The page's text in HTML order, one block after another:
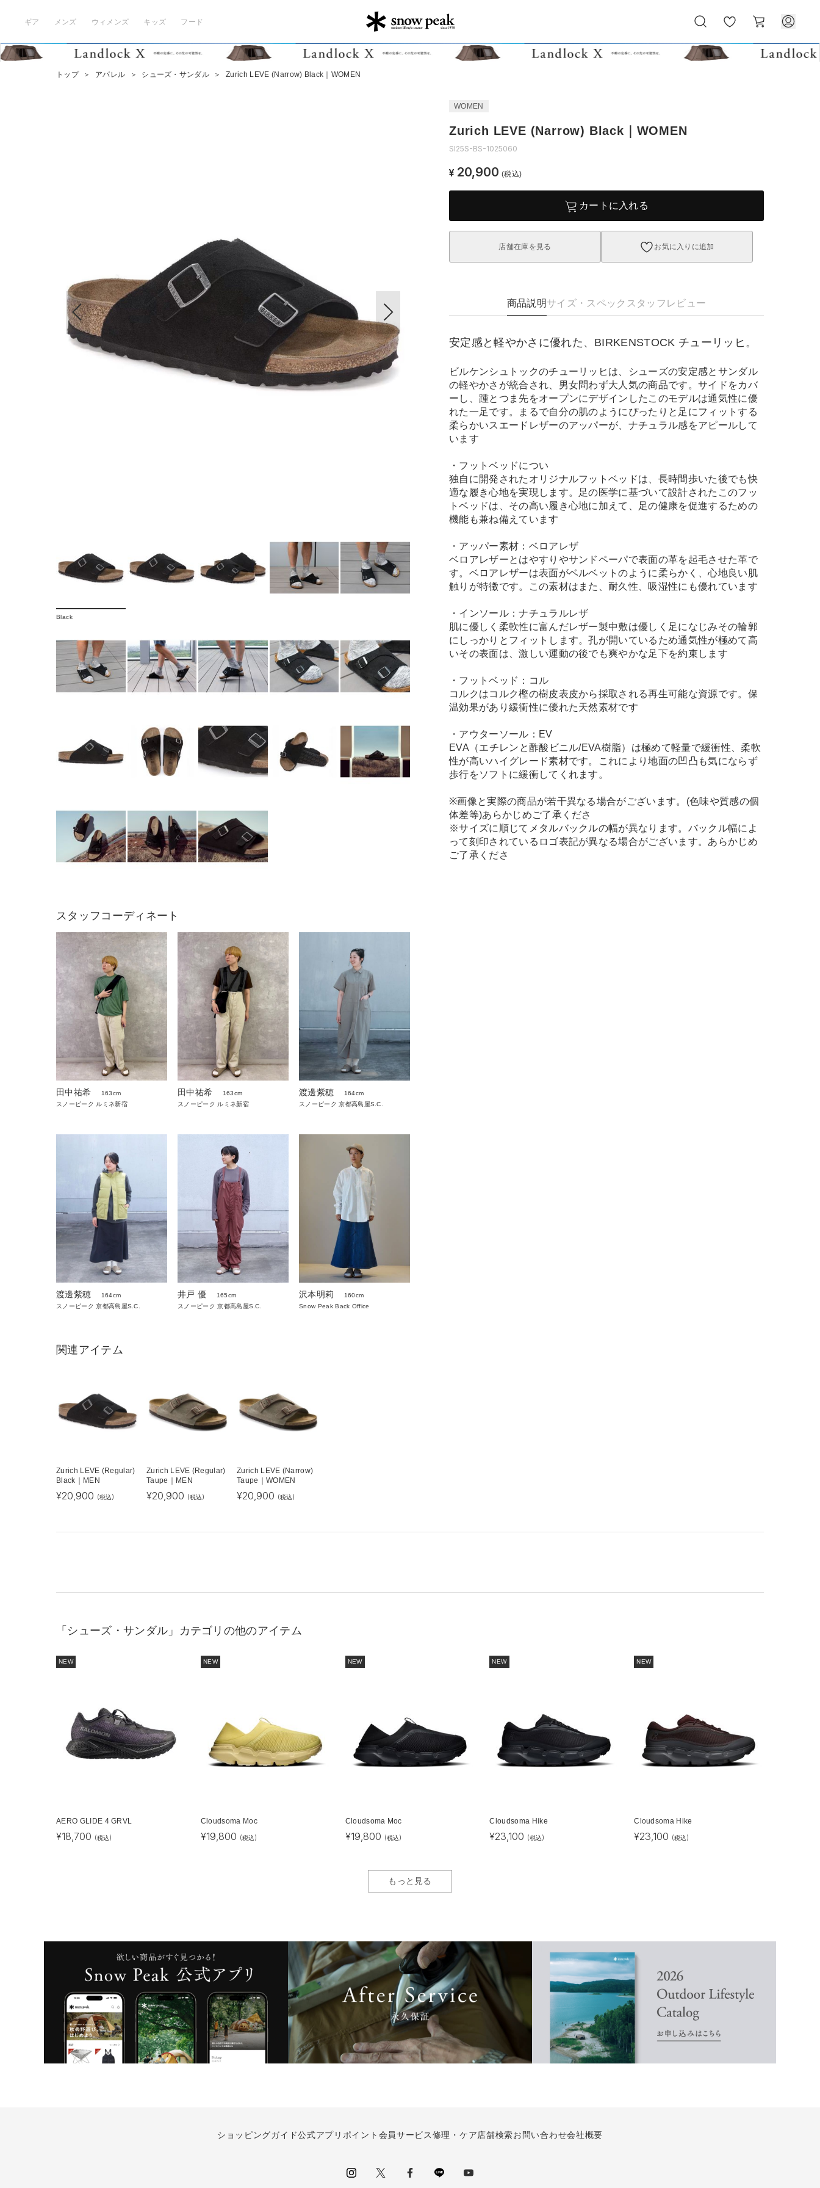
ギア メンズ ウィメンズ キッズ フード
気
に
ー
ト
トップ ＞ アパレル ＞ シューズ・サンダル ＞ Zurich LEVE (Narrow) Black｜WOMEN
Black
WOMEN
Zurich LEVE (Narrow) Black｜WOMEN
SI25S-BS-1025060
¥ 20,900 (税込)
カートに入れる
店舗在庫を見る お気に入りに追加
商品説明サイズ・スペック スタッフレビュー
安定感と軽やかさに優れた、BIRKENSTOCK チューリッヒ。
ビルケンシュトックのチューリッヒは、シューズの安定感とサンダル
の軽やかさが統合され、男女問わず大人気の商品です。サイドをカバ
ーし、踵とつま先をオープンにデザインしたこのモデルは通気性に優
れた一足です。まるで自分の肌のようにぴったりと足にフィットする
柔らかいスエードレザーのアッパーが、ナチュラル感をアピールして
います
・フットベッドについ
独自に開発されたオリジナルフットベッドは、長時間歩いた後でも快
適な履き心地を実現します。足の医学に基づいて設計されたこのフッ
トベッドは、その高い履き心地に加えて、足の健康を促進するための
機能も兼ね備えています
・アッパー素材：ベロアレザ
ベロアレザーとはやすりやサンドペーパで表面の革を起毛させた革で
す。ベロアレザーは表面がベルベットのように柔らかく、心地良い肌
触りが特徴です。この素材はまた、耐久性、吸湿性にも優れています
・インソール：ナチュラルレザ
肌に優しく柔軟性に富んだレザー製中敷は優しく足になじみその輪郭
にしっかりとフィットします。孔が開いているため通気性が極めて高
いその表面は、激しい運動の後でも爽やかな足下を約束します
・フットベッド：コル
コルクはコルク樫の樹皮表皮から採取される再生可能な資源です。保
温効果があり緩衝性に優れた天然素材です
・アウターソール：EV
EVA（エチレンと酢酸ビニル/EVA樹脂）は極めて軽量で緩衝性、柔軟
性が高いハイグレード素材です。これにより地面の凹凸も気にならず
歩行をソフトに緩衝してくれます。
※画像と実際の商品が若干異なる場合がございます。(色味や質感の個
体差等)あらかじめご了承くださ
※サイズに順じてメタルバックルの幅が異なります。バックル幅によ
って刻印されているロゴ表記が異なる場合がございます。あらかじめ
ご了承くださ
スタッフコーディネート
田中祐希
163cm
スノーピーク ルミネ新宿
田中祐希
163cm
スノーピーク ルミネ新宿
渡邊紫穂
164cm
スノーピーク 京都高島屋S.C.
渡邊紫穂
164cm
スノーピーク 京都高島屋S.C.
井戸 優
165cm
スノーピーク 京都高島屋S.C.
沢本明莉
160cm
Snow Peak Back Office
関連アイテム
Zurich LEVE (Regular)
Black｜MEN
¥20,900 (税込)
Zurich LEVE (Regular)
Taupe｜MEN
¥20,900 (税込)
Zurich LEVE (Narrow)
Taupe｜WOMEN
¥20,900 (税込)
「シューズ・サンダル」カテゴリの他のアイテム
NEW
AERO GLIDE 4 GRVL
¥18,700 (税込)
NEW
Cloudsoma Moc
¥19,800 (税込)
NEW
Cloudsoma Moc
¥19,800 (税込)
NEW
Cloudsoma Hike
¥23,100 (税込)
NEW
Cloudsoma Hike
¥23,100 (税込)
もっと見る
ショッピングガイド公式アプリ ポイント会員サービス修理・ケア店舗検索お問い合わせ会社概要